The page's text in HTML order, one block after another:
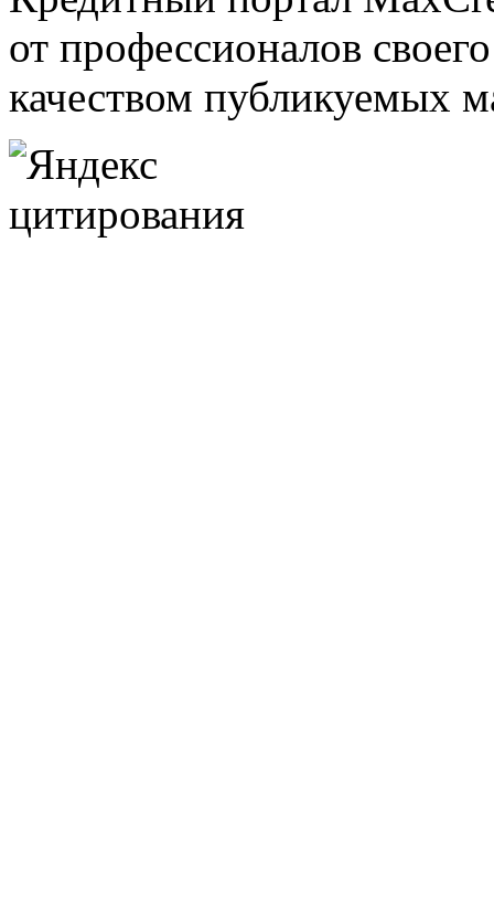
от профессионалов
качеством публикуемых